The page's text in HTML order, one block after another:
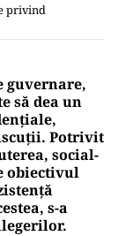
privind
guvernare,
să dea un
Potrivit
social-
obiectivul
s-a